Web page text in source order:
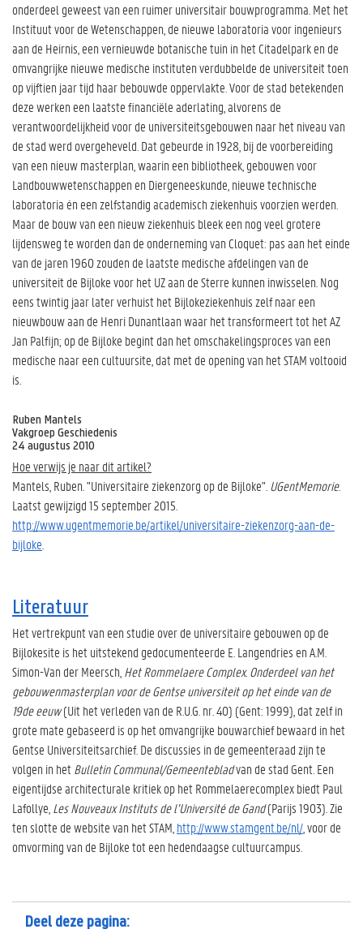
onderdeel geweest van een ruimer universitair bouwprogramma. Met het
Instituut voor de Wetenschappen, de nieuwe laboratoria voor ingenieurs
aan de Heirnis, een vernieuwde botanische tuin in het Citadelpark en de
omvangrijke nieuwe medische instituten verdubbelde de universiteit toen
op vijftien jaar tijd haar bebouwde oppervlakte. Voor de stad betekenden
deze werken een laatste financiële aderlating, alvorens de
verantwoordelijkheid voor de universiteitsgebouwen naar het niveau van
de stad werd overgeheveld. Dat gebeurde in 1928, bij de voorbereiding
van een nieuw masterplan, waarin een bibliotheek, gebouwen voor
Landbouwwetenschappen en Diergeneeskunde, nieuwe technische
laboratoria én een zelfstandig academisch ziekenhuis voorzien werden.
Maar de bouw van een nieuw ziekenhuis bleek een nog veel grotere
lijdensweg te worden dan de onderneming van Cloquet: pas aan het einde
van de jaren 1960 zouden de laatste medische afdelingen van de
universiteit de Bijloke voor het UZ aan de Sterre kunnen inwisselen. Nog
eens twintig jaar later verhuist het Bijlokeziekenhuis zelf naar een
nieuwbouw aan de Henri Dunantlaan waar het transformeert tot het AZ
Jan Palfijn; op de Bijloke begint dan het omschakelingsproces van een
medische naar een cultuursite, dat met de opening van het STAM voltooid
is.
Ruben Mantels
Vakgroep Geschiedenis
24 augustus 2010
Hoe verwijs je naar dit artikel?
Mantels, Ruben. "Universitaire ziekenzorg op de Bijloke". UGentMemorie.
Laatst gewijzigd 15 september 2015.
http://www.ugentmemorie.be/artikel/universitaire-ziekenzorg-aan-de-
bijloke
Literatuur
Het vertrekpunt van een studie over de universitaire gebouwen op de
Bijlokesite is het uitstekend gedocumenteerde E. Langendries en A.M.
Simon-Van der Meersch, Het Rommelaere Complex. Onderdeel van het
gebouwenmasterplan voor de Gentse universiteit op het einde van de
19de eeuw(Uit het verleden van de R.U.G. nr. 40) (Gent: 1999), dat zelf in
grote mate gebaseerd is op het omvangrijke bouwarchief bewaard in het
Gentse Universiteitsarchief. De discussies in de gemeenteraad zijn te
volgen in hetBulletin Communal/Gemeentebladvan de stad Gent. Een
eigentijdse architecturale kritiek op het Rommelaerecomplex biedt Paul
Lafollye, Les Nouveaux Instituts de l’Université de Gand(Parijs 1903). Zie
ten slotte de website van het STAM, http://www.stamgent.be/nl/ , voor de
omvorming van de Bijloke tot een hedendaagse cultuurcampus.
Deel deze pagina: